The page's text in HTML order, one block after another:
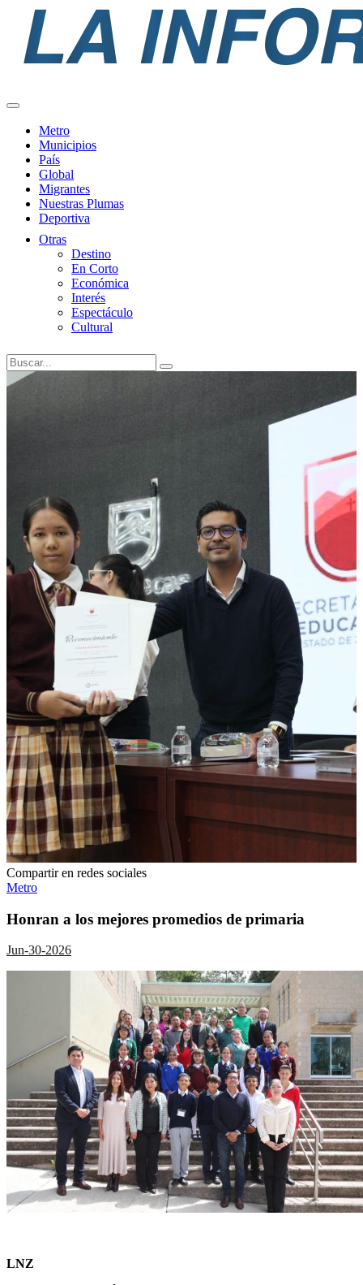
Metro
Municipios
País
Global
Migrantes
Nuestras Plumas
Deportiva
Otras
Destino
En Corto
Económica
Interés
Espectáculo
Cultural
Compartir en redes sociales
Metro
Honran a los mejores promedios de primaria
Jun-30-2026
LNZ